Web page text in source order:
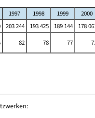
1997 1998 1999 2000
203 244 193 425 189 144 178
82 78 77